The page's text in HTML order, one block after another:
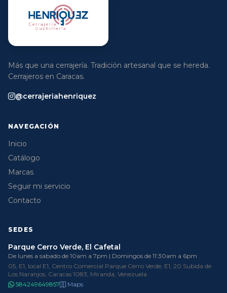
Más que una cerrajería. Tradición artesanal que se hereda.
Cerrajeros en Caracas.
@cerrajeriahenriquez
NAVEGACIÓN
Inicio
Catálogo
Marcas
Seguir mi servicio
Contacto
SEDES
Parque Cerro Verde, El Cafetal
De lunes a sabado de 10am a 7pm | Domingos de 11:30am a 6pm
05, E1, local E1, Centro Comercial Parque Cerro Verde, E1, 20 Subida de
Los Naranjos, Caracas 1083, Miranda, Venezuela
584249649857
Maps